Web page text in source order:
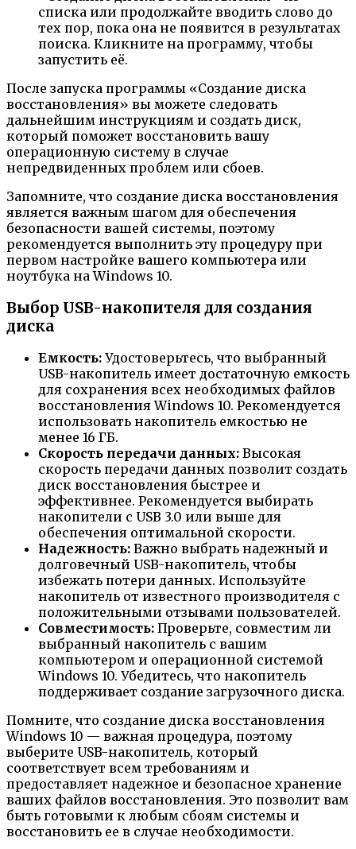
списка или продолжайте вводить слово до
тех пор, пока она не появится в результатах
поиска. Кликните на программу, чтобы
запустить её.
После запуска программы «Создание диска
восстановления» вы можете следовать
дальнейшим инструкциям и создать диск,
который поможет восстановить вашу
операционную систему в случае
непредвиденных проблем или сбоев.
Запомните, что создание диска восстановления
является важным шагом для обеспечения
безопасности вашей системы, поэтому
рекомендуется выполнить эту процедуру при
первом настройке вашего компьютера или
ноутбука на Windows 10.
Выбор USB-накопителя для создания
диска
Емкость: Удостоверьтесь, что выбранный
USB-накопитель имеет достаточную емкость
для сохранения всех необходимых файлов
восстановления Windows 10. Рекомендуется
использовать накопитель емкостью не
менее 16 ГБ.
Скорость передачи данных: Высокая
скорость передачи данных позволит создать
диск восстановления быстрее и
эффективнее. Рекомендуется выбирать
накопители с USB 3.0 или выше для
обеспечения оптимальной скорости.
Надежность: Важно выбрать надежный и
долговечный USB-накопитель, чтобы
избежать потери данных. Используйте
накопитель от известного производителя с
положительными отзывами пользователей.
Совместимость: Проверьте, совместим ли
выбранный накопитель с вашим
компьютером и операционной системой
Windows 10. Убедитесь, что накопитель
поддерживает создание загрузочного диска.
Помните, что создание диска восстановления
Windows 10 — важная процедура, поэтому
выберите USB-накопитель, который
соответствует всем требованиям и
предоставляет надежное и безопасное хранение
ваших файлов восстановления. Это позволит вам
быть готовыми к любым сбоям системы и
восстановить ее в случае необходимости.